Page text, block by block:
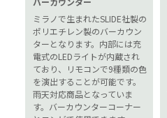
ミラノで生まれたSLIDE社製の
ポリエチレン製のバーカウン
ターとなります。内部には充
電式のLEDライトが内蔵され
ており、リモコンで9種類の色
を演出することが可能です。
雨天対応商品となっていま
す。バーカウンターコーナー